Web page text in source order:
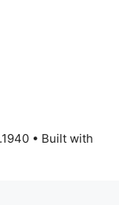
• Built with